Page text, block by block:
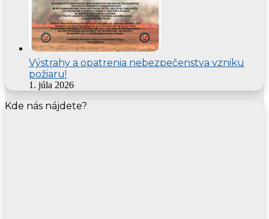
Výstrahy a opatrenia nebezpečenstva vzniku
požiaru!
1. júla 2026
Kde nás nájdete?